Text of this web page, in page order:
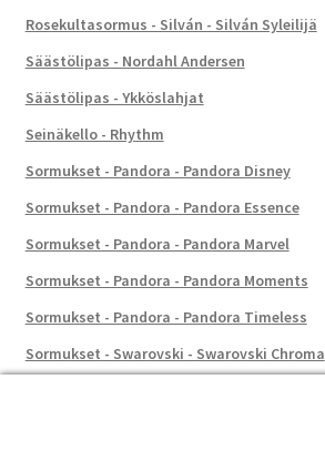
Rosekultasormus - Silván - Silván Syleilijä
Säästölipas - Nordahl Andersen
Säästölipas - Ykköslahjat
Seinäkello - Rhythm
Sormukset - Pandora - Pandora Disney
Sormukset - Pandora - Pandora Essence
Sormukset - Pandora - Pandora Marvel
Sormukset - Pandora - Pandora Moments
Sormukset - Pandora - Pandora Timeless
Sormukset - Swarovski - Swarovski Chroma